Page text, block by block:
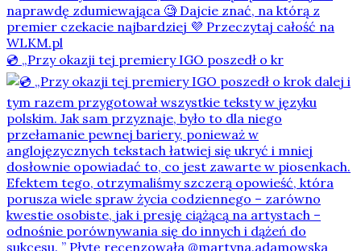
💿 „Przy okazji tej premiery IGO poszedł o kr